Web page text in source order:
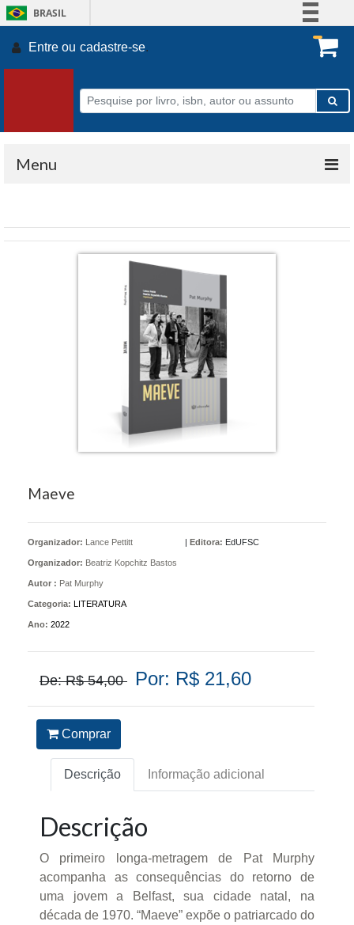
BRASIL
Participe
Acesso à informação
Legislação
Entre ou cadastre-se.
Menu
Maeve
Organizador: Lance Pettitt
Organizador: Beatriz Kopchitz Bastos
Autor : Pat Murphy
| Editora: EdUFSC
Categoria: LITERATURA
Ano: 2022
De: R$ 54,00 Por: R$ 21,60
Comprar
Descrição Informação adicional
Descrição
O primeiro longa-metragem de Pat Murphy
acompanha as consequências do retorno de
uma jovem a Belfast, sua cidade natal, na
década de 1970. “Maeve” expõe o patriarcado do